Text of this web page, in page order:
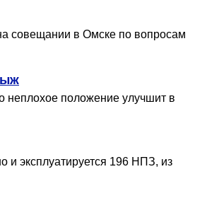
совещании в Омске по вопросам
неплохое положение улучшит в
и эксплуатируется 196 НПЗ, из